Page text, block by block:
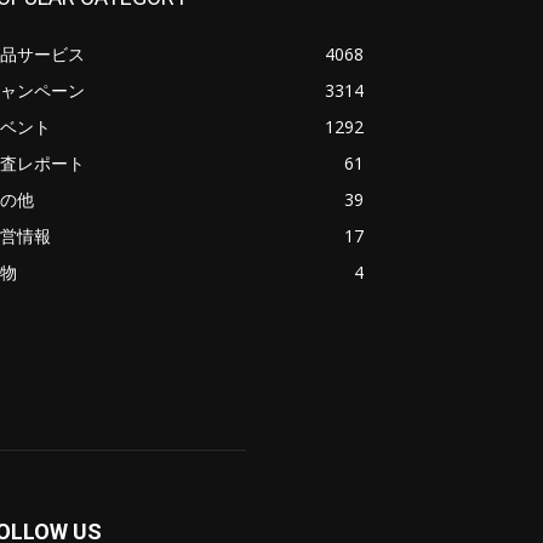
サービス
4068
ンペーン
3314
ント
1292
レポート
61
他
39
情報
17
4
US